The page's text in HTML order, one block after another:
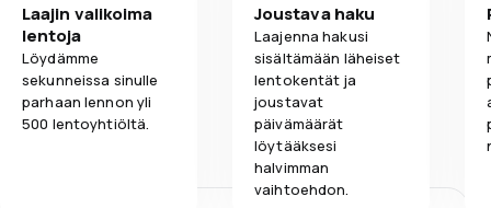
Laajin valikoima
lentoja
Löydämme
sekunneissa sinulle
parhaan lennon yli
500 lentoyhtiöltä.
Joustava haku
Laajenna hakusi
sisältämään läheiset
lentokentät ja
joustavat
päivämäärät
löytääksesi
halvimman
vaihtoehdon.